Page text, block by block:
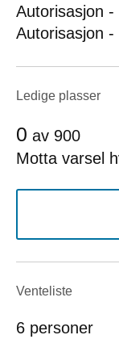
Autorisasjon
Autorisasjon
Ledige plasser
0 av 900
Motta varsel
Venteliste
6 personer